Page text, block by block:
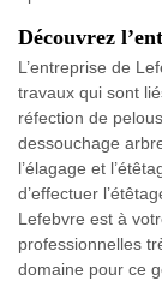
Découvrez
L’entreprise de
travaux qui sont
réfection de
dessouchage
l’élagage et
d’effectuer
Lefebvre est à
professionnelles
domaine pour ce